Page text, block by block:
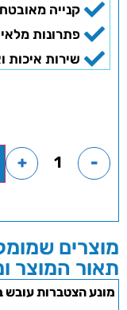
קנייה
פתרונות
שירות איכות
-
+
מוצרים
תאור המוצר
מונע הצטברות עובש